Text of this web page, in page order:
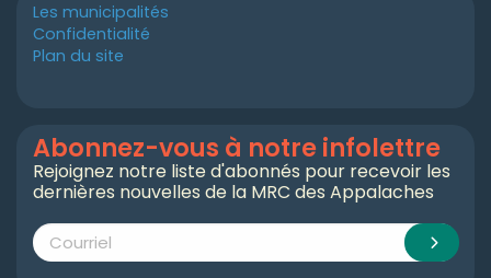
Les municipalités
Confidentialité
Plan du site
Abonnez-vous à notre infolettre
Rejoignez notre liste d'abonnés pour recevoir les
dernières nouvelles de la MRC des Appalaches